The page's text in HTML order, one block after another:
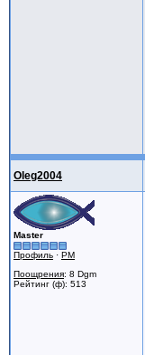
Oleg2004
Master
Профиль · PM
Поощрения: 8 Dgm
Рейтинг (ф): 513